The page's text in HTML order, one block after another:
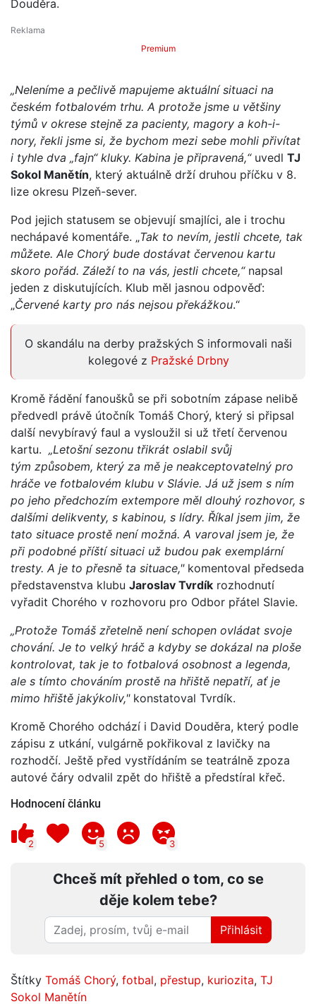
Douděra.
Premium
„Neleníme a pečlivě mapujeme aktuální situaci na
českém fotbalovém trhu. A protože jsme u většiny
týmů v okrese stejně za pacienty, magory a koh-i-
nory, řekli jsme si, že bychom mezi sebe mohli přivítat
i tyhle dva „fajn“ kluky. Kabina je připravená,“ uvedl TJ
Sokol Manětín, který aktuálně drží druhou příčku v 8.
lize okresu Plzeň-sever.
Pod jejich statusem se objevují smajlíci, ale i trochu
nechápavé komentáře. „Tak to nevím, jestli chcete, tak
můžete. Ale Chorý bude dostávat červenou kartu
skoro pořád. Záleží to na vás, jestli chcete,“napsal
jeden z diskutujících. Klub měl jasnou odpověď:
„Červené karty pro nás nejsou překážkou.“
O skandálu na derby pražských S informovali naši
kolegové z Pražské Drbny
Kromě řádění fanoušků se při sobotním zápase nelibě
předvedl právě útočník Tomáš Chorý, který si připsal
další nevybíravý faul a vysloužil si už třetí červenou
kartu. „Letošní sezonu třikrát oslabil svůj
tým způsobem, který za mě je neakceptovatelný pro
hráče ve fotbalovém klubu v Slávie. Já už jsem s ním
po jeho předchozím extempore měl dlouhý rozhovor, s
dalšími delikventy, s kabinou, s lídry. Říkal jsem jim, že
tato situace prostě není možná. A varoval jsem je, že
při podobné příští situaci už budou pak exemplární
tresty. A je to přesně ta situace,"komentoval předseda
představenstva klubu Jaroslav Tvrdík rozhodnutí
vyřadit Chorého v rozhovoru pro Odbor přátel Slavie.
„Protože Tomáš zřetelně není schopen ovládat svoje
chování. Je to velký hráč a kdyby se dokázal na ploše
kontrolovat, tak je to fotbalová osobnost a legenda,
ale s tímto chováním prostě na hřiště nepatří, ať je
mimo hřiště jakýkoliv,"konstatoval Tvrdík.
Kromě Chorého odchází i David Douděra, který podle
zápisu z utkání, vulgárně pokřikoval z lavičky na
rozhodčí. Ještě před vystřídáním se teatrálně zpoza
autové čáry odvalil zpět do hřiště a předstíral křeč.
Hodnocení článku
2 5 3
Chceš mít přehled o tom, co se
děje kolem tebe?
Přihlásit
Štítky Tomáš Chorý, fotbal, přestup, kuriozita, TJ
Sokol Manětín